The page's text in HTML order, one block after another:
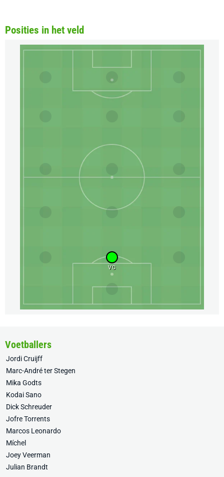
Posities in het veld
VC
Voetballers
Jordi Cruijff
Marc-André ter Stegen
Mika Godts
Kodai Sano
Dick Schreuder
Jofre Torrents
Marcos Leonardo
Míchel
Joey Veerman
Julian Brandt